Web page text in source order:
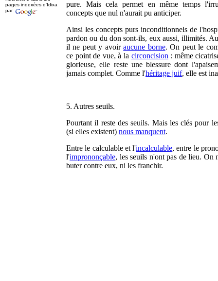
pure. Mais cela permet en même temps
concepts que nul n'aurait pu anticiper.
Ainsi les concepts purs inconditionnels de
pardon ou du don sont-ils, eux aussi, illimités.
il ne peut y avoiraucune borne. On peut le
ce point de vue, à la circoncision : même
glorieuse, elle reste une blessure dont
jamais complet. Comme l'héritage juif, elle est
5. Autres seuils.
Pourtant il reste des seuils. Mais les clés pour
(si elles existent) nous manquent.
Entre le calculable et l'incalculable, entre le
l'imprononçable, les seuils n'ont pas de lieu. On
buter contre eux, ni les franchir.
pages indexées d'Idixa
par